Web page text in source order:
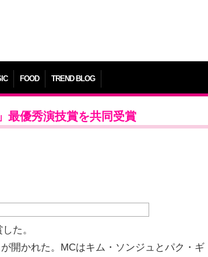
FOOD TREND BLOG
最優秀演技賞を共同受賞
た。
開かれた。MCはキム・ソンジュとパク・ギ